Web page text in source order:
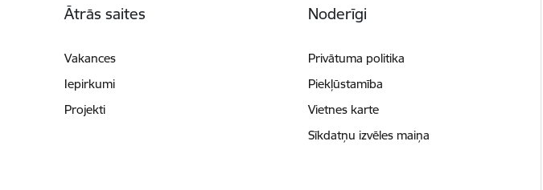
Ātrās saites
Vakances
Iepirkumi
Projekti
Noderīgi
Privātuma politika
Piekļūstamība
Vietnes karte
Sīkdatņu izvēles maiņa